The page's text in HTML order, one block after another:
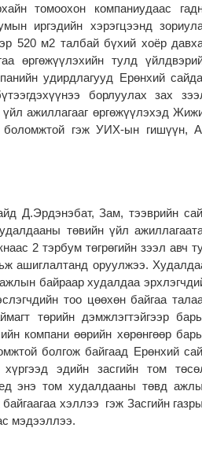
томоохон компаниудаас
иргэдийн хэрэгцээнд
520 м2 талбай бүхий хоёр
өргөжүүлэхийн тулд
удирдлагууд Ерөнхий
борлуулах зах
ажиллагааг өргөжүүлэхэд
боломжтой гэж УИХ-ын гишүүн,
Д.Эрдэнэбат, Зам, тээврийн
төвийн үйл
2 тэрбум төгрөгийн зээл авч
ашиглалтанд оруулжээ.
байраар худалдаа
тоо цөөхөн байгаа
төрийн дэмжлэгтэйгээр
компани өөрийн хөрөнгөөр
болгож байгаад Ерөнхий
эдийн засгийн том
энэ том худалдааны төвд
хэллээ гэж Засгийн
мэдээллээ.